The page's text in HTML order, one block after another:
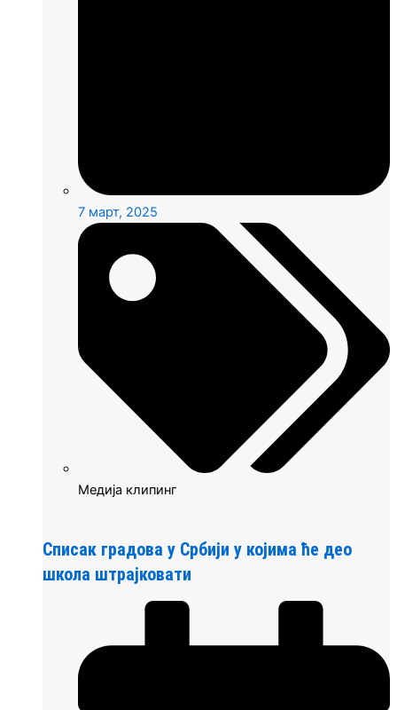
7 март, 2025
Медија клипинг
Списак градова у Србији у којима ће део
школа штрајковати